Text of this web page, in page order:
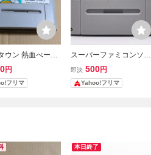
ウン 熱血べーす
語 スーパーファ
円
フリマ
スーパーファミコンソフ
ト ダウンタウン熱血べー
すぼーる物語 野球で勝負
だ！くにおくん
即決 500円
Yahoo!フリマ
本日終了